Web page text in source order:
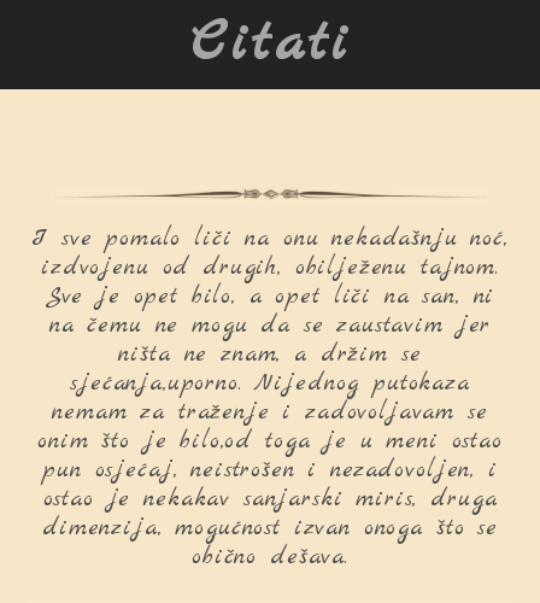
Citati
I sve pomalo liči na onu nekadašnju noć,
izdvojenu od drugih, obilježenu tajnom.
Sve je opet bilo, a opet liči na san, ni
na čemu ne mogu da se zaustavim jer
ništa ne znam, a držim se
sjećanja,uporno. Nijednog putokaza
nemam za traženje i zadovoljavam se
onim što je bilo,od toga je u meni ostao
pun osjećaj, neistrošen i nezadovoljen, i
ostao je nekakav sanjarski miris, druga
dimenzija, mogućnost izvan onoga što se
obično dešava.